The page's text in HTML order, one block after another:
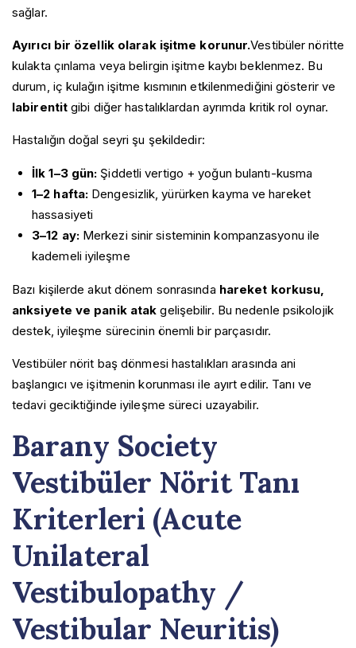
Galeri
Alkolün Neden Olduğu Baş Ağrısı
Dış Basınç ile İlişkili Baş Ağrısı
Egzersiz Baş Ağrısı
Enfeksiyona Bağlı Baş Ağrısı
Glossofaringeal Nevralji
İdiopatik Saplanıcı Baş Ağrısı
İlaç Kötüye Kullanımına Bağlı Baş Ağrısı
Nummular Baş Ağrısı
Oksipital Nevralji
Seksüel Aktivite ile İlişkili Baş Ağrısı
Servikojenik Baş Ağrısı
Trigeminal Nevralji
Yeni Günlük Israrcı Baş Ağrısı (NDPH)
Kalıcı Postüral-Algısal Baş Dönmesi (PPPD)
Meniere Hastalığı
Vestibüler Nörit
Blog
İletişim
sağlar.
Ayırıcı bir özellik olarak işitme korunur.Vestibüler nöritte
kulakta çınlama veya belirgin işitme kaybı beklenmez. Bu
durum, iç kulağın işitme kısmının etkilenmediğini gösterir ve
labirentit gibi diğer hastalıklardan ayrımda kritik rol oynar.
Hastalığın doğal seyri şu şekildedir:
İlk 1–3 gün: Şiddetli vertigo + yoğun bulantı-kusma
1–2 hafta: Dengesizlik, yürürken kayma ve hareket
hassasiyeti
3–12 ay:Merkezi sinir sisteminin kompanzasyonu ile
kademeli iyileşme
Bazı kişilerde akut dönem sonrasında hareket korkusu,
anksiyete ve panik atak gelişebilir. Bu nedenle psikolojik
destek, iyileşme sürecinin önemli bir parçasıdır.
Vestibüler nörit baş dönmesi hastalıkları arasında ani
başlangıcı ve işitmenin korunması ile ayırt edilir. Tanı ve
tedavi geciktiğinde iyileşme süreci uzayabilir.
Barany Society
Vestibüler Nörit Tanı
Kriterleri (Acute
Unilateral
Vestibulopathy /
Vestibular Neuritis)